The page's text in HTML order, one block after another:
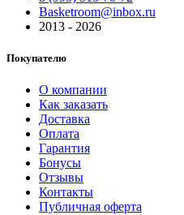
Basketroom@inbox.ru
2013 - 2026
Покупателю
О компании
Как заказать
Доставка
Оплата
Гарантия
Бонусы
Отзывы
Контакты
Публичная оферта